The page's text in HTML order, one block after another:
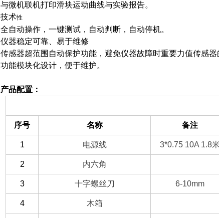
与微机联机打印滑块运动曲线与实验报告。
技术性
全自动操作，一键测试，自动判断，自动停机。
仪器稳定可靠、易于维修
传感器超范围自动保护功能，避免仪器故障时重要力值传感器
功能模块化设计，便于维护。
产品配置：
序号 名称 备注
1 电源线 3*0.75 10A 1.8米
2 内六角
3 十字螺丝刀 6-10mm
4 木箱